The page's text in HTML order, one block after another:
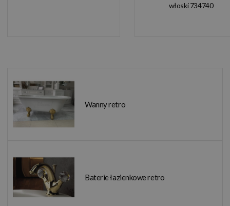
włoski 734740
Wanny retro
Baterie łazienkowe retro